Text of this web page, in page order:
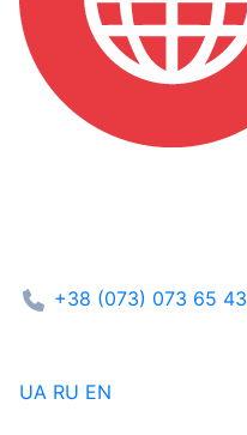
+38 (073) 073 65 43
UA RU EN